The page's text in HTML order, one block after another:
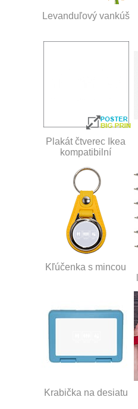
Levanduľový vankúš
Plakát čtverec Ikea
kompatibilní
Kľúčenka s mincou
Krabička na desiatu